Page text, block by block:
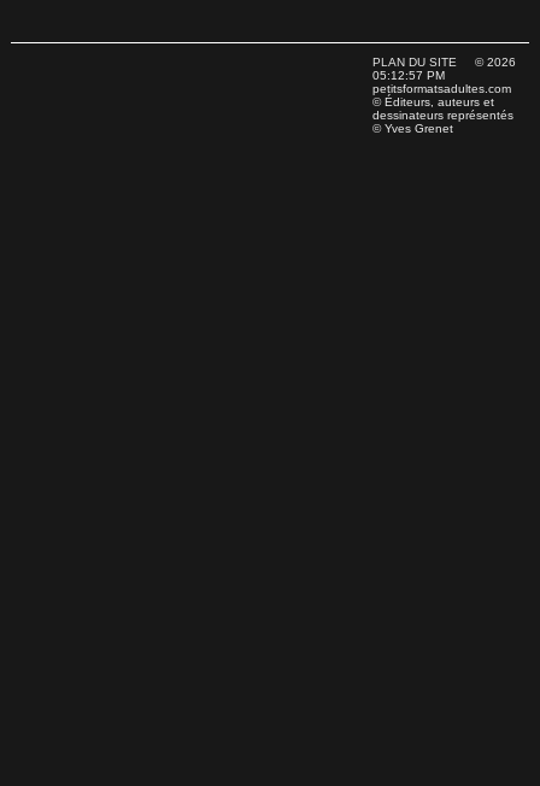
PLAN DU SITE © 2026
05:12:57 PM
petitsformatsadultes.com
© Éditeurs, auteurs et
dessinateurs représentés
© Yves Grenet